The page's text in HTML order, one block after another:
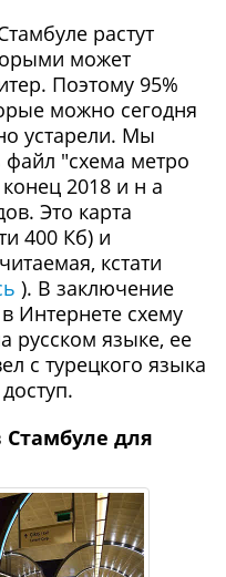
растут
может
Поэтому 95%
можно сегодня
устарели. Мы
"схема метро
2018 и н а
Это карта
400 Кб) и
кстати
). В заключение
Интернете схему
русском языке, ее
с турецкого языка
для